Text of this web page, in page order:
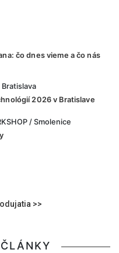
čo dnes vieme a čo nás
Bratislava
2026 v Bratislave
/ Smolenice
>>